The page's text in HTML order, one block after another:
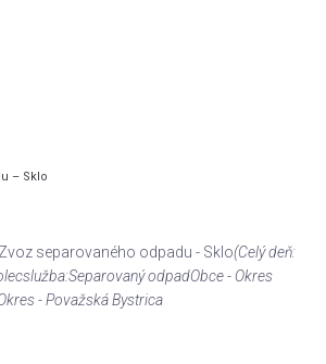
– Sklo
Zvoz separovaného odpadu - Sklo(Celý deň:
služba:Separovaný odpadObce - Okres
- Považská Bystrica